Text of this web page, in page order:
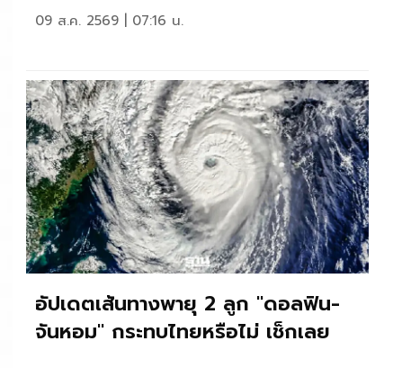
09 ส.ค. 2569 | 07:16 น.
อัปเดตเส้นทางพายุ 2 ลูก "ดอลฟิน-
จันหอม" กระทบไทยหรือไม่ เช็กเลย